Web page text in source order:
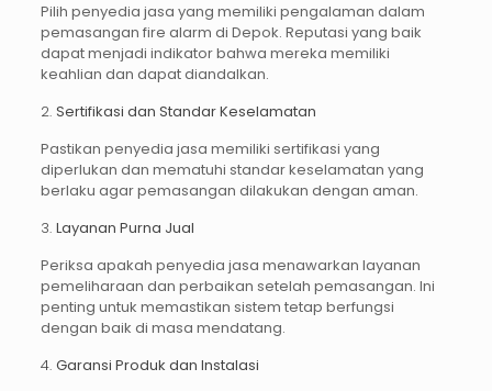
Pilih penyedia jasa yang memiliki pengalaman dalam
pemasangan fire alarm di Depok. Reputasi yang baik
dapat menjadi indikator bahwa mereka memiliki
keahlian dan dapat diandalkan.
2. Sertifikasi dan Standar Keselamatan
Pastikan penyedia jasa memiliki sertifikasi yang
diperlukan dan mematuhi standar keselamatan yang
berlaku agar pemasangan dilakukan dengan aman.
3. Layanan Purna Jual
Periksa apakah penyedia jasa menawarkan layanan
pemeliharaan dan perbaikan setelah pemasangan. Ini
penting untuk memastikan sistem tetap berfungsi
dengan baik di masa mendatang.
4. Garansi Produk dan Instalasi